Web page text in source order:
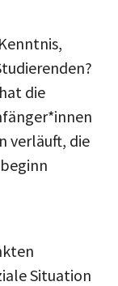
die
verläuft, die
Situation